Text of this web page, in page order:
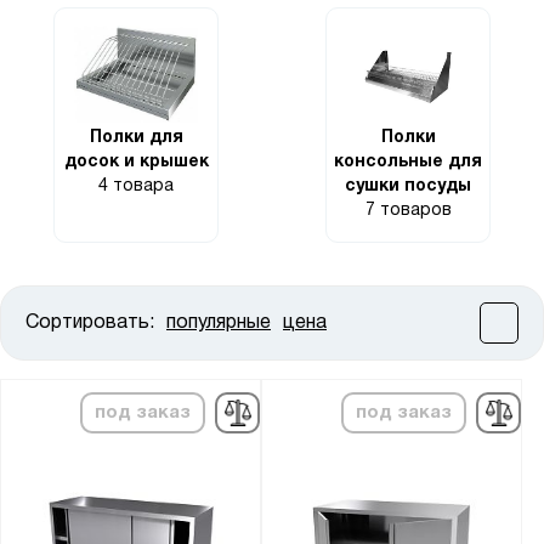
Полки для
досок и крышек
4 товара
Полки
консольные для
сушки посуды
7 товаров
Сортировать: популярные цена
под заказ под заказ